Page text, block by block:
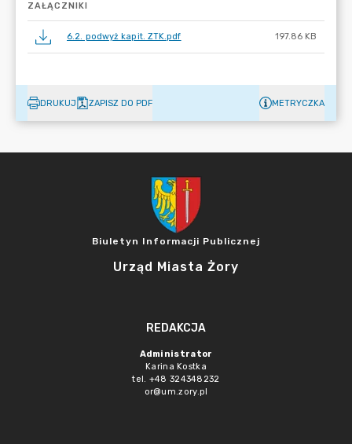
ZAŁĄCZNIKI
6.2. podwyż kapit. ZTK.pdf 197.86 KB
DRUKUJ ZAPISZ DO PDF METRYCZKA
Biuletyn Informacji Publicznej
Urząd Miasta Żory
REDAKCJA
Administrator
Karina Kostka
tel. +48 324348232
or@um.zory.pl